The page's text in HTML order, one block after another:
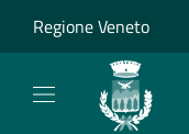
Regione Veneto